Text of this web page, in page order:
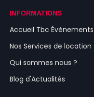
INFORMATIONS
Accueil Tbc Évènements
Nos Services de location
Qui sommes nous ?
Blog d'Actualités